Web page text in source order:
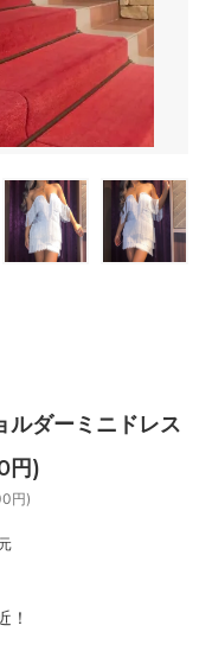
ルダーミニドレス
円)
円)
！